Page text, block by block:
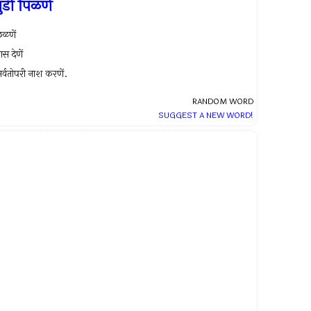
पिळणें
देणें
नाश करणें.
RANDOM WORD
SUGGEST A NEW WORD!